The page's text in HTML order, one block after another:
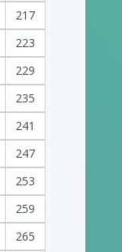
217
223
229
235
241
247
253
259
265